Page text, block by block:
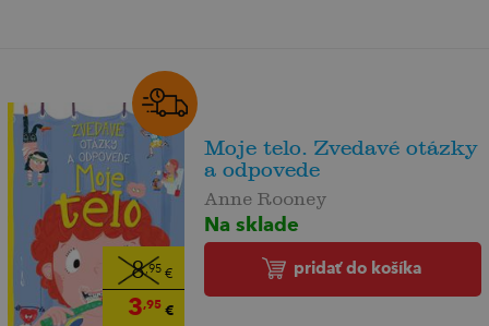
8,95€
3,95€
Moje telo. Zvedavé otázky
a odpovede
Anne Rooney
Na sklade
pridať do košíka